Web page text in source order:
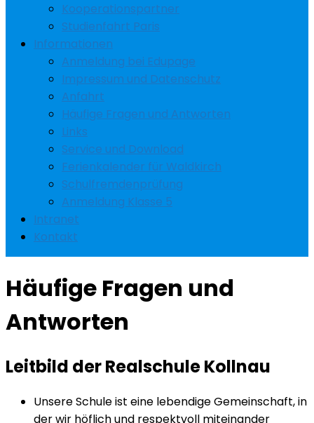
Kooperationspartner
Studienfahrt Paris
Informationen
Anmeldung bei Edupage
Impressum und Datenschutz
Anfahrt
Häufige Fragen und Antworten
Links
Service und Download
Ferienkalender für Waldkirch
Schulfremdenprüfung
Anmeldung Klasse 5
Intranet
Kontakt
Häufige Fragen und
Antworten
Leitbild der Realschule Kollnau
Unsere Schule ist eine lebendige Gemeinschaft, in
der wir höflich und respektvoll miteinander